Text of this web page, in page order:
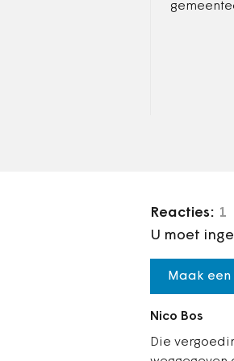
Reacties: 1
U moet
Maak
Nico Bos
Die